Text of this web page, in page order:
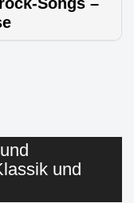
und